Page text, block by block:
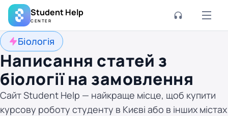
Student Help
CENTER
Біологія
Написання статей з
біології на замовлення
Сайт Student Help — найкраще місце, щоб купити
курсову роботу студенту в Києві або в інших містах